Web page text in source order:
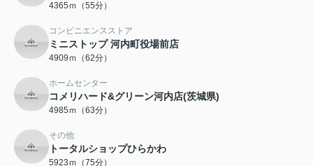
4365ｍ（55分）
コンビニエンスストア
ミニストップ 河内町役場前店
4909ｍ（62分）
ホームセンター
コメリハード&グリーン河内店(茨城県)
4985ｍ（63分）
その他
トータルショップひらかわ
5923ｍ（75分）